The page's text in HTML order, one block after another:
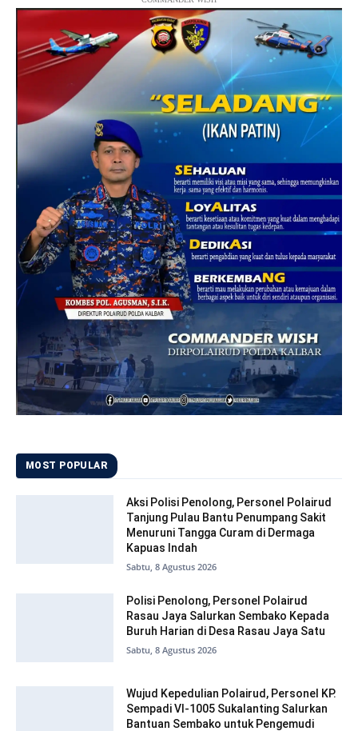
MOST POPULAR
Aksi Polisi Penolong, Personel Polairud
Tanjung Pulau Bantu Penumpang Sakit
Menuruni Tangga Curam di Dermaga
Kapuas Indah
Sabtu, 8 Agustus 2026
Polisi Penolong, Personel Polairud
Rasau Jaya Salurkan Sembako Kepada
Buruh Harian di Desa Rasau Jaya Satu
Sabtu, 8 Agustus 2026
Wujud Kepedulian Polairud, Personel KP.
Sempadi VI-1005 Sukalanting Salurkan
Bantuan Sembako untuk Pengemudi